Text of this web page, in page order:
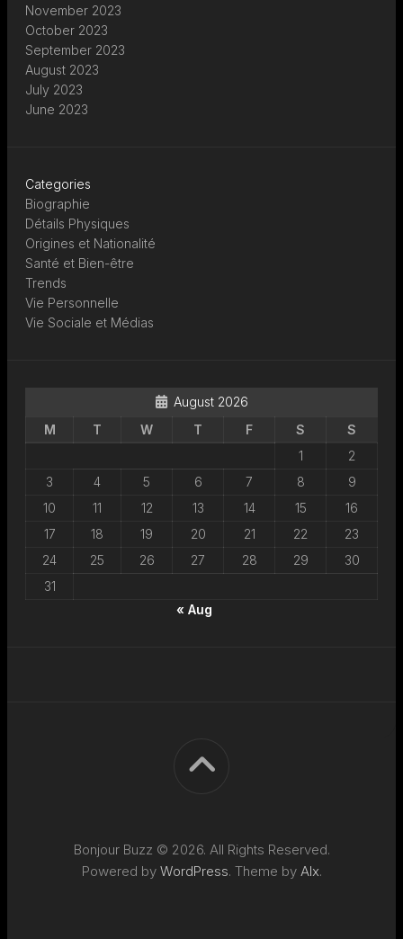
November 2023
October 2023
September 2023
August 2023
July 2023
June 2023
Categories
Biographie
Détails Physiques
Origines et Nationalité
Santé et Bien-être
Trends
Vie Personnelle
Vie Sociale et Médias
August 2026
M
T W T F S
S
1
2
3
4 5 6 7 8
9
10
11 12 13 14 15
16
17
18 19 20 21 22
23
24
25 26 27 28 29
30
31
« Aug
Bonjour Buzz © 2026. All Rights Reserved.
Powered by WordPress. Theme by Alx.